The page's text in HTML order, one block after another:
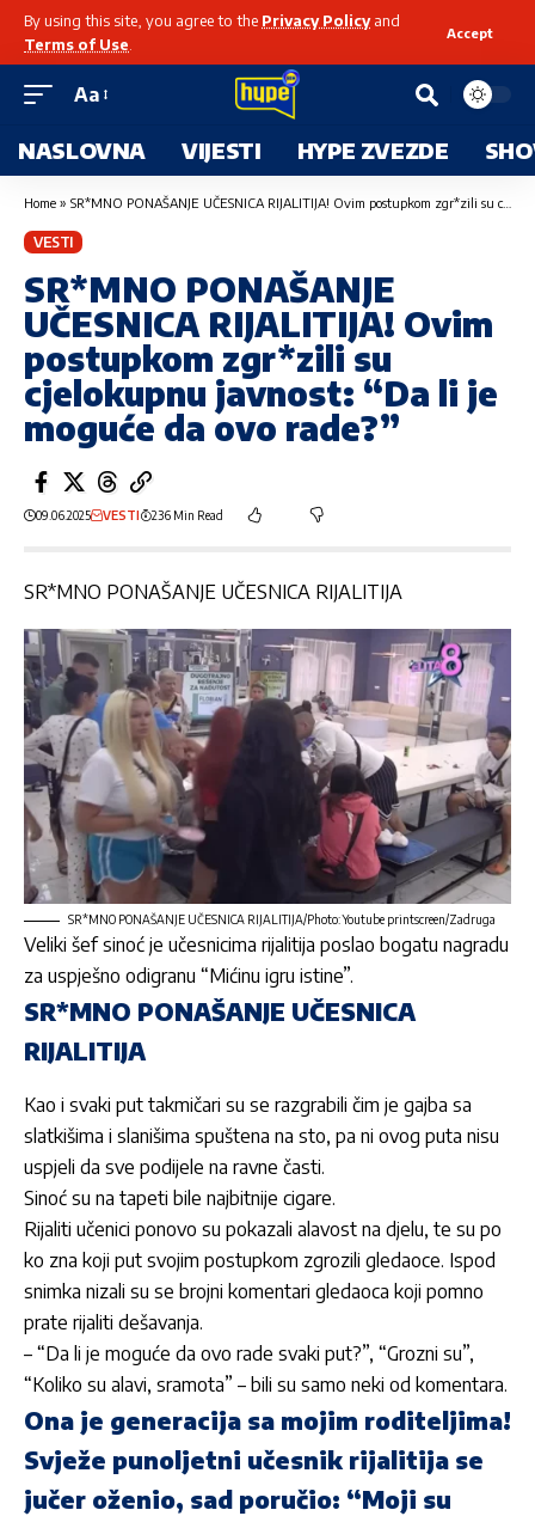
By using this site, you agree to the Privacy Policyand
Terms of Use
Accept
Aa
NASLOVNA VIJESTI HYPE ZVEZDE
Home » SR*MNO PONAŠANJE UČESNICA RIJALITIJA! Ovim postupkom zgr*zili su cjelokupnu javnost: “Da li je moguće da ovo rade?”
VESTI
SR*MNO PONAŠANJE
UČESNICA RIJALITIJA! Ovim
postupkom zgr*zili su
cjelokupnu javnost: “Da li je
moguće da ovo rade?”
09.06.2025 VESTI 236 Min Read
SR*MNO PONAŠANJE UČESNICA RIJALITIJA
SR*MNO PONAŠANJE UČESNICA RIJALITIJA/Photo: Youtube printscreen/Zadruga
Veliki šef sinoć je učesnicima rijalitija poslao bogatu nagradu
za uspješno odigranu “Mićinu igru istine”.
SR*MNO PONAŠANJE UČESNICA
RIJALITIJA
Kao i svaki put takmičari su se razgrabili čim je gajba sa
slatkišima i slanišima spuštena na sto, pa ni ovog puta nisu
uspjeli da sve podijele na ravne časti.
Sinoć su na tapeti bile najbitnije cigare.
Rijaliti učenici ponovo su pokazali alavost na djelu, te su po
ko zna koji put svojim postupkom zgrozili gledaoce. Ispod
snimka nizali su se brojni komentari gledaoca koji pomno
prate rijaliti dešavanja.
– “Da li je moguće da ovo rade svaki put?”, “Grozni su”,
“Koliko su alavi, sramota” – bili su samo neki od komentara.
Ona je generacija sa mojim roditeljima!
Svježe punoljetni učesnik rijalitija se
jučer oženio, sad poručio: “Moji su